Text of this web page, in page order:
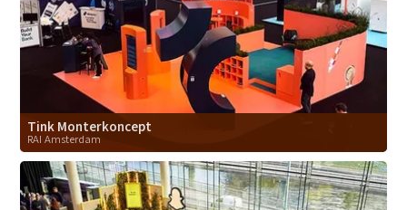
Tink Monterkoncept
RAI Amsterdam